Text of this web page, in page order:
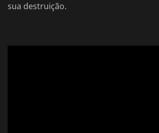
sua destruição.